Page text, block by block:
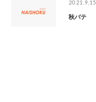
2021.9.15
秋バテ